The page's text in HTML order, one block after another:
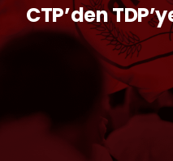
CTP’den